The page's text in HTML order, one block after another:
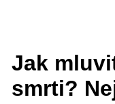
Jak
smrti?